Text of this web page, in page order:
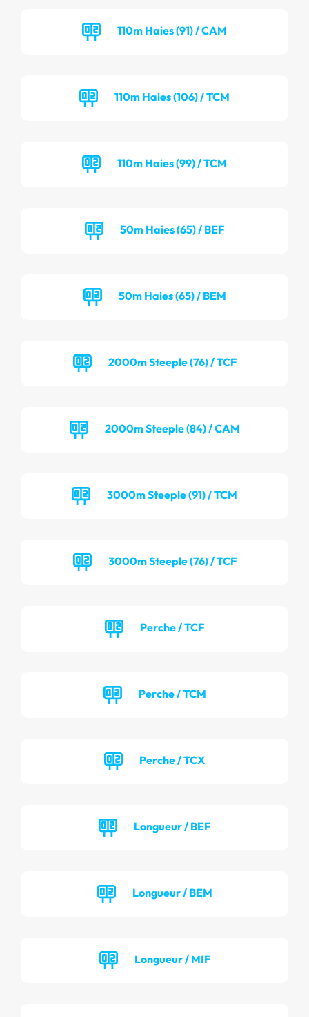
110m Haies (91) / CAM
110m Haies (106) / TCM
110m Haies (99) / TCM
50m Haies (65) / BEF
50m Haies (65) / BEM
2000m Steeple (76) / TCF
2000m Steeple (84) / CAM
3000m Steeple (91) / TCM
3000m Steeple (76) / TCF
Perche / TCF
Perche / TCM
Perche / TCX
Longueur / BEF
Longueur / BEM
Longueur / MIF